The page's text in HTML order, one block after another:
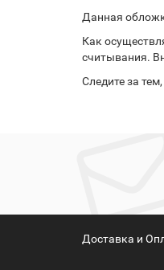
Данная
Как
считывания.
Следите за
Доставка и